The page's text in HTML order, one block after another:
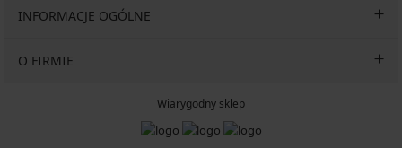
INFORMACJE OGÓLNE
O FIRMIE
Wiarygodny sklep